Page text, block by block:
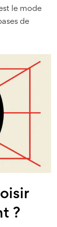
le mode
de
?